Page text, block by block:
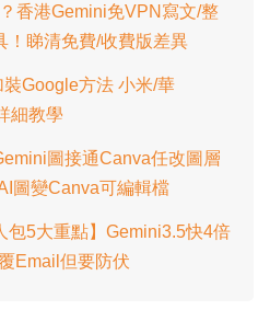
香港Gemini免VPN寫文/整
！睇清免費/收費版差異
Google方法 小米/華
細教學
圖接通Canva任改圖層
圖變Canva可編輯檔
包5大重點】Gemini3.5快4倍
Email但要防伏